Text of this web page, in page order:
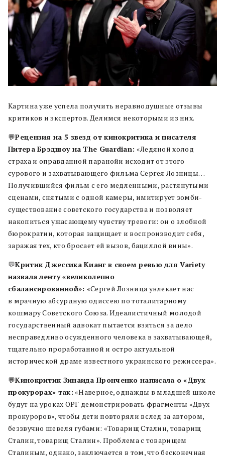
Картина уже успела получить неравнодушные отзывы
критиков и экспертов. Делимся некоторыми из них.
💬Рецензия на 5 звезд от кинокритика и писателя
Питера Брэдшоу на The Guardian: «Ледяной холод
страха и оправданной паранойи исходит от этого
сурового и захватывающего фильма Сергея Лозницы…
Получившийся фильм с его медленными, растянутыми
сценами, снятыми с одной камеры, имитирует зомби-
существование советского государства и позволяет
накопиться ужасающему чувству тревоги: он о злобной
бюрократии, которая защищает и воспроизводит себя,
заражая тех, кто бросает ей вызов, бациллой вины».
💬Критик Джессика Кианг в своем ревью для Variety
назвала ленту «великолепно
сбалансированной»: «Сергей Лозница увлекает нас
в мрачную абсурдную одиссею по тоталитарному
кошмару Советского Союза. Идеалистичный молодой
государственный адвокат пытается взяться за дело
несправедливо осужденного человека в захватывающей,
тщательно проработанной и остро актуальной
исторической драме известного украинского режиссера».
💬Кинокритик Зинаида Пронченко написала о «Двух
прокурорах» так: «Наверное, однажды в младшей школе
будут на уроках ОРГ демонстрировать фрагменты «Двух
прокуроров», чтобы дети повторяли вслед за автором,
беззвучно шевеля губами: «Товарищ Сталин, товарищ
Сталин, товарищ Сталин». Проблема с товарищем
Сталиным, однако, заключается в том, что бесконечная